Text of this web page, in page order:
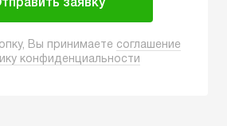
заявку
Вы принимаете соглашение
конфиденциальности